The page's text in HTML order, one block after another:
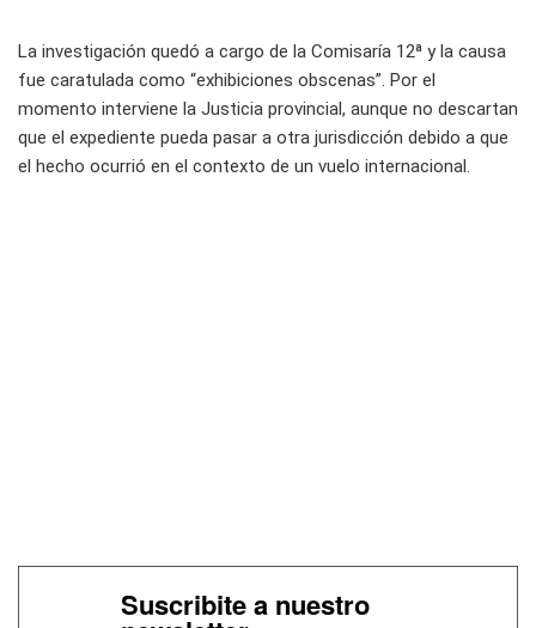
La investigación quedó a cargo de la Comisaría 12ª y la causa
fue caratulada como “exhibiciones obscenas”. Por el
momento interviene la Justicia provincial, aunque no descartan
que el expediente pueda pasar a otra jurisdicción debido a que
el hecho ocurrió en el contexto de un vuelo internacional.
Suscribite a nuestro